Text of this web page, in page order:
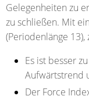
Gelegenheiten zu
zu schließen. Mit
(Periodenlänge
Es ist besser
Aufwärtstrend
Der Force